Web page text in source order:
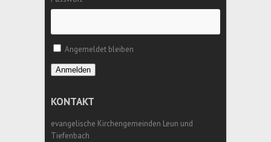
Angemeldet bleiben
Anmelden
KONTAKT
evangelische Kirchengemeinden Leun und
Tiefenbach